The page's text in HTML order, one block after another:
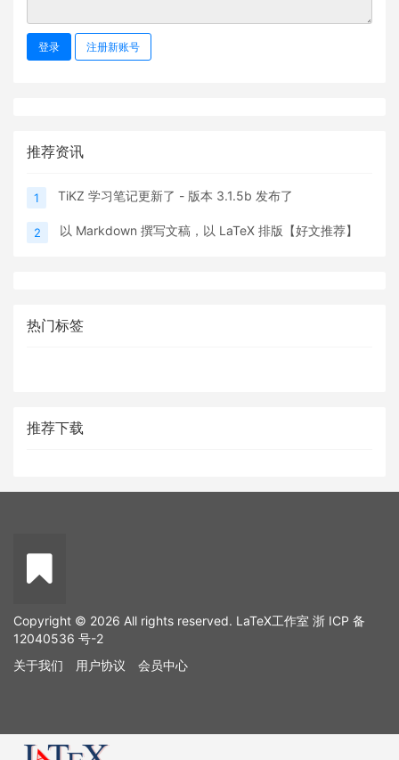
登录 注册新账号
推荐资讯
1 TiKZ 学习笔记更新了 - 版本 3.1.5b 发布了
2 以 Markdown 撰写文稿，以 LaTeX 排版【好文推荐】
热门标签
推荐下载
Copyright © 2026 All rights reserved. LaTeX工作室 浙 ICP 备
12040536 号-2
关于我们
用户协议 会员中心